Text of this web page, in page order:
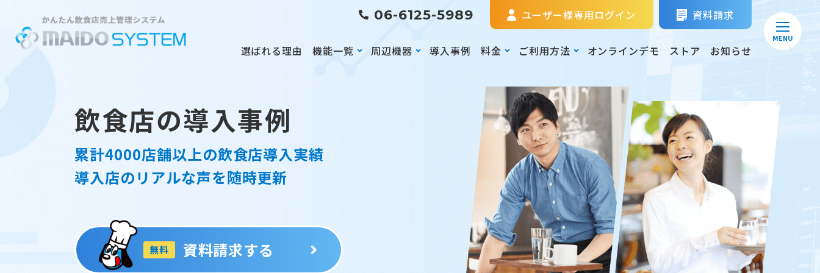
MENU
06-6125-5989 ユーザー様専用ログイン 資料請求
選ばれる理由 機能一覧 周辺機器 導入事例 料金 ご利用方法 オンラインデモ ストア お知らせ
飲食店の導入事例
累計4000店舗以上の飲食店導入実績
導入店のリアルな声を随時更新
無料 資料請求する